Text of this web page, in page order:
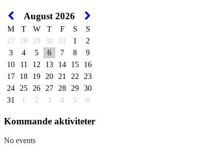
August 2026
M T W T F S
S
27
28 29 30 31 1
2
3
4 5 6 7 8
9
10
11 12 13 14 15
16
17
18 19 20 21 22
23
24
25 26 27 28 29 30
31
1 2 3 4 5 6
Kommande aktiviteter
No events